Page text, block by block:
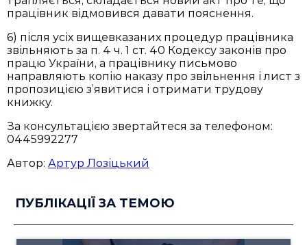
працівник відмовився давати пояснення.
6) після усіх вищевказаних процедур працівника
звільняють за п. 4 ч. 1 ст. 40 Кодексу законів про
працю України, а працівнику письмово
направляють копію наказу про звільнення і лист з
пропозицією з’явитися і отримати трудову
книжку.
За консультацією звертайтеся за телефоном:
0445992277
Автор: Артур Лозіцький
ПУБЛІКАЦІЇ ЗА ТЕМОЮ